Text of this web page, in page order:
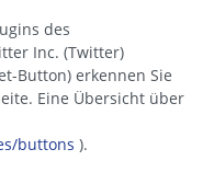
des
Inc. (Twitter)
Button) erkennen Sie
Eine Übersicht über
buttons ).